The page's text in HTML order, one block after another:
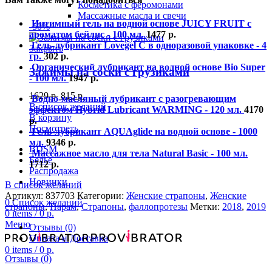
Косметика с феромонами
Массажные масла и свечи
-50%
Закрыть
Зажимы на соски с грузиками
1629р. 815р.
В список желаний
В корзину
Посмотреть
BDSM
Белье
Распродажа
Новинки
0Список желаний
0items / 0р.
Меню
0 items / 0 р.
Интимный гель на водной основе JUICY FRUIT с
ароматом бейлис - 100 мл.1477 р.
Гель-лубрикант Lovegel C в одноразовой упаковке - 4
гр.302р.
Органический лубрикант на водной основе Bio Super
- 100 мл.1947р.
Водно-масляный лубрикант с разогревающим
эффектом Hybrid Lubricant WARMING - 120 мл. 4170
р.
Гель-лубрикант AQUAglide на водной основе - 1000
мл. 9346 р.
Массажное масло для тела Natural Basic - 100 мл.
1712р.
В список желаний
Артикул: 837703 Категории: Женские страпоны, Женские
страпоны, Парам, Страпоны, фаллопротезы Метки: 2018, 2019
Отзывы (0)
Оплата и Доставка
Отзывы (0)